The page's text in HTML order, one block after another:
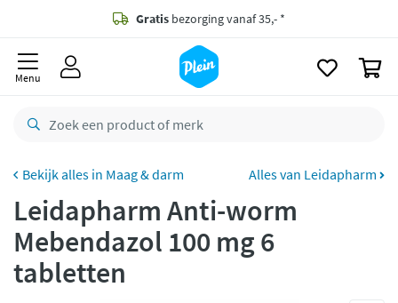
Gratis bezorging vanaf 35,- *
besteld,
retourneren
CO2 neutraal bezorgd
Betaal met Klarna
Menu
Maag & darm Alles van Leidapharm
Leidapharm Anti-worm
Mebendazol 100 mg 6
tabletten